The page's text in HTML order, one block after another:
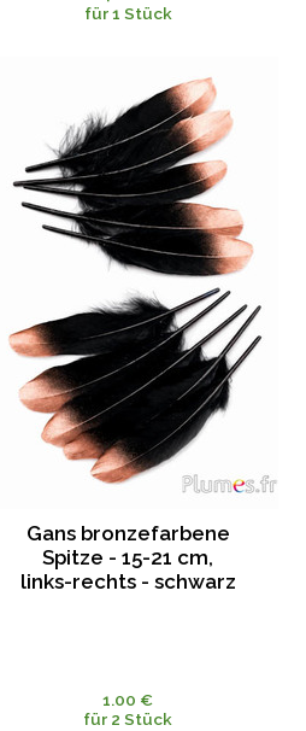
für 1 Stück
Gans bronzefarbene
Spitze - 15-21 cm,
links-rechts - schwarz
1.00 €
für 2 Stück